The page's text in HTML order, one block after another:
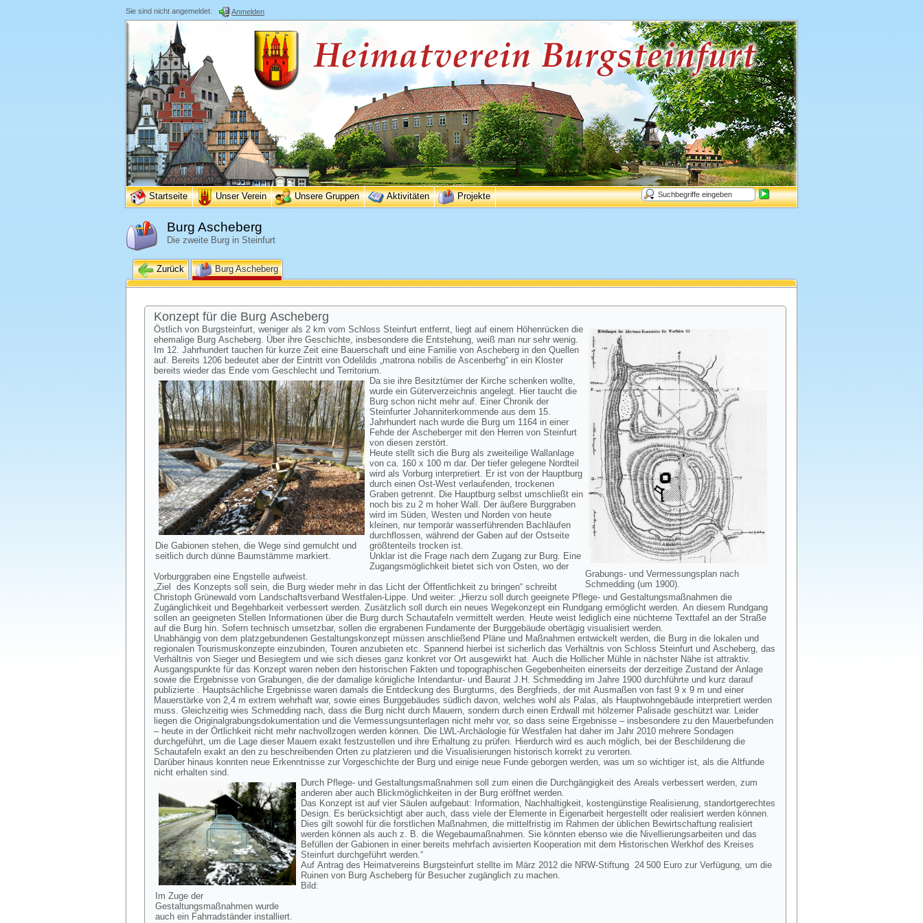
Sie sind nicht angemeldet. Anmelden
Startseite Unser Verein Unsere Gruppen Aktivitäten Projekte
Burg Ascheberg
Die zweite Burg in Steinfurt
Zurück Burg Ascheberg
Konzept für die Burg Ascheberg
Grabungs- und Vermessungsplan nach
Schmedding (um 1900).
Östlich von Burgsteinfurt, weniger als 2 km vom Schloss Steinfurt entfernt, liegt auf einem Höhenrücken die
ehemalige Burg Ascheberg. Über ihre Geschichte, insbesondere die Entstehung, weiß man nur sehr wenig.
Im 12. Jahrhundert tauchen für kurze Zeit eine Bauerschaft und eine Familie von Ascheberg in den Quellen
auf. Bereits 1206 bedeutet aber der Eintritt von Odelildis „matrona nobilis de Ascenberhg“ in ein Kloster
bereits wieder das Ende vom Geschlecht und Territorium.
Die Gabionen stehen, die Wege sind gemulcht und
seitlich durch dünne Baumstämme markiert.
Da sie ihre Besitztümer der Kirche schenken wollte,
wurde ein Güterverzeichnis angelegt. Hier taucht die
Burg schon nicht mehr auf. Einer Chronik der
Steinfurter Johanniterkommende aus dem 15.
Jahrhundert nach wurde die Burg um 1164 in einer
Fehde der Ascheberger mit den Herren von Steinfurt
von diesen zerstört.
Heute stellt sich die Burg als zweiteilige Wallanlage
von ca. 160 x 100 m dar. Der tiefer gelegene Nordteil
wird als Vorburg interpretiert. Er ist von der Hauptburg
durch einen Ost-West verlaufenden, trockenen
Graben getrennt. Die Hauptburg selbst umschließt ein
noch bis zu 2 m hoher Wall. Der äußere Burggraben
wird im Süden, Westen und Norden von heute
kleinen, nur temporär wasserführenden Bachläufen
durchflossen, während der Gaben auf der Ostseite
größtenteils trocken ist.
Unklar ist die Frage nach dem Zugang zur Burg. Eine
Zugangsmöglichkeit bietet sich von Osten, wo der
Vorburggraben eine Engstelle aufweist.
„Ziel des Konzepts soll sein, die Burg wieder mehr in das Licht der Öffentlichkeit zu bringen“ schreibt
Christoph Grünewald vom Landschaftsverband Westfalen-Lippe. Und weiter: „Hierzu soll durch geeignete Pflege- und Gestaltungsmaßnahmen die
Zugänglichkeit und Begehbarkeit verbessert werden. Zusätzlich soll durch ein neues Wegekonzept ein Rundgang ermöglicht werden. An diesem Rundgang
sollen an geeigneten Stellen Informationen über die Burg durch Schautafeln vermittelt werden. Heute weist lediglich eine nüchterne Texttafel an der Straße
auf die Burg hin. Sofern technisch umsetzbar, sollen die ergrabenen Fundamente der Burggebäude obertägig visualisiert werden.
Unabhängig von dem platzgebundenen Gestaltungskonzept müssen anschließend Pläne und Maßnahmen entwickelt werden, die Burg in die lokalen und
regionalen Tourismuskonzepte einzubinden, Touren anzubieten etc. Spannend hierbei ist sicherlich das Verhältnis von Schloss Steinfurt und Ascheberg, das
Verhältnis von Sieger und Besiegtem und wie sich dieses ganz konkret vor Ort ausgewirkt hat. Auch die Hollicher Mühle in nächster Nähe ist attraktiv.
Ausgangspunkte für das Konzept waren neben den historischen Fakten und topographischen Gegebenheiten einerseits der derzeitige Zustand der Anlage
sowie die Ergebnisse von Grabungen, die der damalige königliche Intendantur- und Baurat J.H. Schmedding im Jahre 1900 durchführte und kurz darauf
publizierte . Hauptsächliche Ergebnisse waren damals die Entdeckung des Burgturms, des Bergfrieds, der mit Ausmaßen von fast 9 x 9 m und einer
Mauerstärke von 2,4 m extrem wehrhaft war, sowie eines Burggebäudes südlich davon, welches wohl als Palas, als Hauptwohngebäude interpretiert werden
muss. Gleichzeitig wies Schmedding nach, dass die Burg nicht durch Mauern, sondern durch einen Erdwall mit hölzerner Palisade geschützt war. Leider
liegen die Originalgrabungsdokumentation und die Vermessungsunterlagen nicht mehr vor, so dass seine Ergebnisse – insbesondere zu den Mauerbefunden
– heute in der Örtlichkeit nicht mehr nachvollzogen werden können. Die LWL-Archäologie für Westfalen hat daher im Jahr 2010 mehrere Sondagen
durchgeführt, um die Lage dieser Mauern exakt festzustellen und ihre Erhaltung zu prüfen. Hierdurch wird es auch möglich, bei der Beschilderung die
Schautafeln exakt an den zu beschreibenden Orten zu platzieren und die Visualisierungen historisch korrekt zu verorten.
Darüber hinaus konnten neue Erkenntnisse zur Vorgeschichte der Burg und einige neue Funde geborgen werden, was um so wichtiger ist, als die Altfunde
nicht erhalten sind.
Im Zuge der
Gestaltungsmaßnahmen wurde
auch ein Fahrradständer installiert.
Durch Pflege- und Gestaltungsmaßnahmen soll zum einen die Durchgängigkeit des Areals verbessert werden, zum
anderen aber auch Blickmöglichkeiten in der Burg eröffnet werden.
Das Konzept ist auf vier Säulen aufgebaut: Information, Nachhaltigkeit, kostengünstige Realisierung, standortgerechtes
Design. Es berücksichtigt aber auch, dass viele der Elemente in Eigenarbeit hergestellt oder realisiert werden können.
Dies gilt sowohl für die forstlichen Maßnahmen, die mittelfristig im Rahmen der üblichen Bewirtschaftung realisiert
werden können als auch z. B. die Wegebaumaßnahmen. Sie könnten ebenso wie die Nivellierungsarbeiten und das
Befüllen der Gabionen in einer bereits mehrfach avisierten Kooperation mit dem Historischen Werkhof des Kreises
Steinfurt durchgeführt werden.“
Auf Antrag des Heimatvereins Burgsteinfurt stellte im März 2012 die NRW-Stiftung 24 500 Euro zur Verfügung, um die
Ruinen von Burg Ascheberg für Besucher zugänglich zu machen.
Bild: